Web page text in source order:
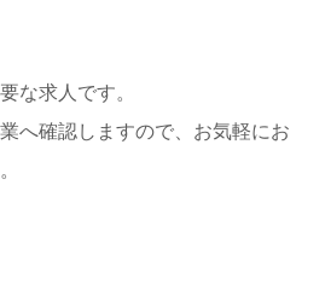
な求人です。
へ確認しますので、お気軽にお